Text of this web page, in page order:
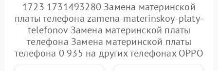
1723 1731493280 Замена материнской
платы телефона zamena-materinskoy-platy-
telefonov Замена материнской платы
телефона Замена материнской платы
телефона 0 935 на других телефонах OPPO